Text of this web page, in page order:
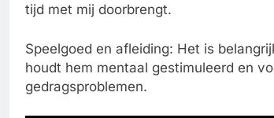
tijd met mij doorbrengt.
Speelgoed en afleiding: Het is
houdt hem mentaal gestimuleerd en
gedragsproblemen.